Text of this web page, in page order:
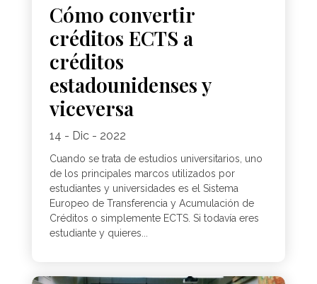
Cómo convertir
créditos ECTS a
créditos
estadounidenses y
viceversa
14 - Dic - 2022
Cuando se trata de estudios universitarios, uno
de los principales marcos utilizados por
estudiantes y universidades es el Sistema
Europeo de Transferencia y Acumulación de
Créditos o simplemente ECTS. Si todavía eres
estudiante y quieres...